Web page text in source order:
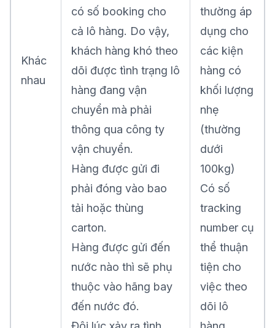
Khác
nhau
có số booking cho
cả lô hàng. Do vậy,
khách hàng khó theo
dõi được tình trạng lô
hàng đang vận
chuyển mà phải
thông qua công ty
vận chuyển.
Hàng được gửi đi
phải đóng vào bao
tải hoặc thùng
carton.
Hàng được gửi đến
nước nào thì sẽ phụ
thuộc vào hãng bay
đến nước đó.
thường áp
dụng cho
các kiện
hàng có
khối lượng
nhẹ
(thường
dưới
100kg)
Có số
tracking
number cụ
thể thuận
tiện cho
việc theo
dõi lô